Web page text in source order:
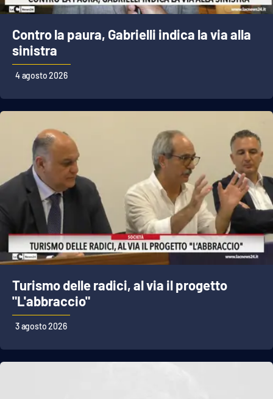
Contro la paura, Gabrielli indica la via alla
sinistra
4 agosto 2026
Turismo delle radici, al via il progetto
"L'abbraccio"
3 agosto 2026